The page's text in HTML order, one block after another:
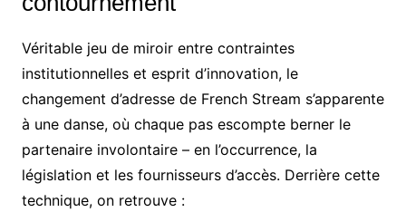
Véritable jeu de miroir entre contraintes
institutionnelles et esprit d’innovation, le
changement d’adresse de French Stream s’apparente
à une danse, où chaque pas escompte berner le
partenaire involontaire – en l’occurrence, la
législation et les fournisseurs d’accès. Derrière cette
technique, on retrouve :